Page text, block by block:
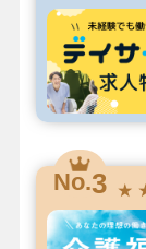
No.3 ★